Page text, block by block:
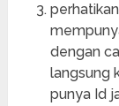
dengan
langsung
punya Id